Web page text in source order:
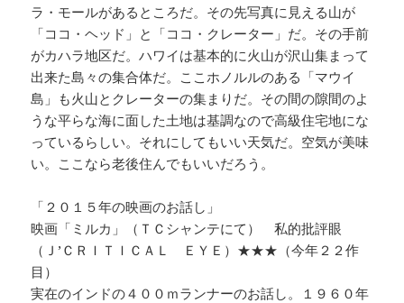
ラ・モールがあるところだ。その先写真に見える山が
「ココ・ヘッド」と「ココ・クレーター」だ。その手前
がカハラ地区だ。ハワイは基本的に火山が沢山集まって
出来た島々の集合体だ。ここホノルルのある「マウイ
島」も火山とクレーターの集まりだ。その間の隙間のよ
うな平らな海に面した土地は基調なので高級住宅地にな
っているらしい。それにしてもいい天気だ。空気が美味
い。ここなら老後住んでもいいだろう。
「２０１５年の映画のお話し」
映画「ミルカ」（ＴＣシャンテにて） 私的批評眼
（Ｊ’ＣＲＩＴＩＣＡＬ ＥＹＥ）★★★（今年２２作
目）
実在のインドの４００ｍランナーのお話し。１９６０年